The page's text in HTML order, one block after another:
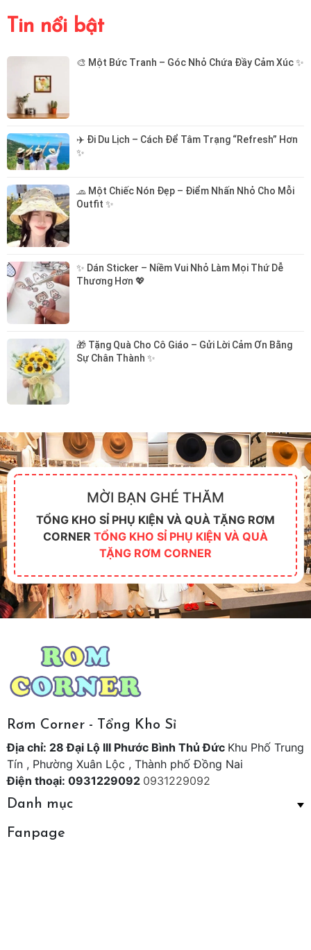
Tin nổi bật
🎨 Một Bức Tranh – Góc Nhỏ Chứa Đầy Cảm Xúc ✨
✈️ Đi Du Lịch – Cách Để Tâm Trạng “Refresh” Hơn
✨
🧢 Một Chiếc Nón Đẹp – Điểm Nhấn Nhỏ Cho Mỗi
Outfit ✨
✨ Dán Sticker – Niềm Vui Nhỏ Làm Mọi Thứ Dễ
Thương Hơn 💖
🎁 Tặng Quà Cho Cô Giáo – Gửi Lời Cảm Ơn Bằng
Sự Chân Thành ✨
MỜI BẠN GHÉ THĂM
TỔNG KHO SỈ PHỤ KIỆN VÀ QUÀ TẶNG RƠM
CORNER TỔNG KHO SỈ PHỤ KIỆN VÀ QUÀ
TẶNG RƠM CORNER
Rơm Corner - Tổng Kho Sỉ
Địa chỉ: 28 Đại Lộ III Phước Bình Thủ Đức Khu Phố Trung
Tín , Phường Xuân Lộc , Thành phố Đồng Nai
Điện thoại: 0931229092 0931229092
Danh mục
Fanpage